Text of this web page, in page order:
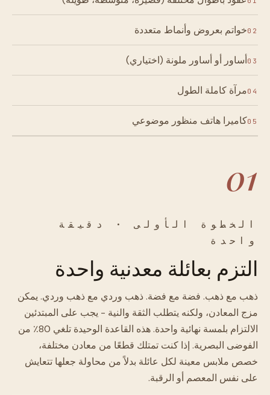
02خواتم بعروض وأنماط متعددة
03أساور أو أساور ملونة (اختياري)
04مرآة كاملة الطول
05كاميرا هاتف منظور موضوعي
01
الخطوة الأولى · دقيقة
واحدة
التزم بعائلة معدنية واحدة
ذهب مع ذهب. فضة مع فضة. ذهب وردي مع ذهب وردي. يمكن
مزج المعادن، ولكنه يتطلب الثقة والنية - يجب على المبتدئين
الالتزام بلمسة نهائية واحدة. هذه القاعدة الوحيدة تلغي 80٪ من
الفوضى البصرية. إذا كنت تمتلك قطعًا من معادن مختلفة،
خصص ملابس معينة لكل عائلة بدلاً من محاولة جعلها تتعايش
على نفس المعصم أو الرقبة.